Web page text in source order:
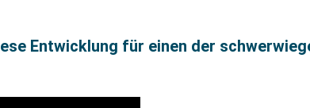
Entwicklung für einen der